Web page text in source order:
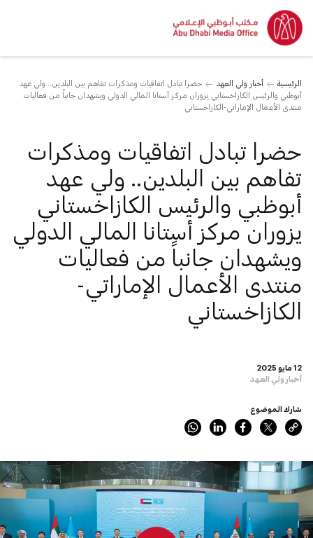
الرئيسية أخبار ولي العهد
حضرا تبادل اتفاقيات ومذكرات تفاهم بين البلدين.. ولي عهد
أبوظبي والرئيس الكازاخستاني يزوران مركز أستانا المالي الدولي ويشهدان جانباً من فعاليات
منتدى الأعمال الإماراتي-الكازاخستاني
12 مايو 2025
أخبار ولي العهد
حضرا تبادل اتفاقيات ومذكرات
تفاهم بين البلدين.. ولي عهد
أبوظبي والرئيس الكازاخستاني
يزوران مركز أستانا المالي الدولي
ويشهدان جانباً من فعاليات
منتدى الأعمال الإماراتي-
الكازاخستاني
شارك الموضوع